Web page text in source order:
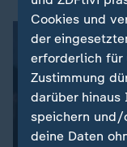
Cookies und
der
erforderlich für
Zustimmung
darüber hinaus
speichern und/
deine Daten